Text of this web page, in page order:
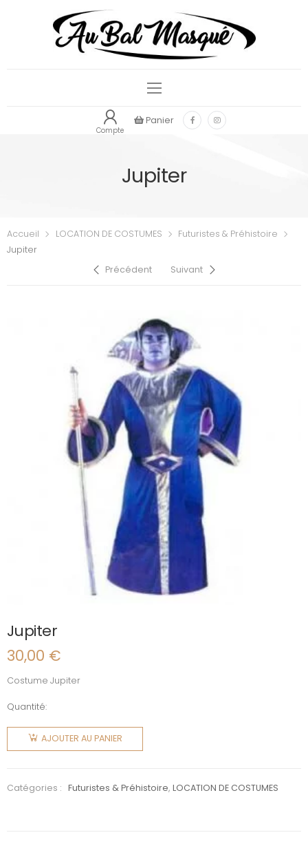
Compte
Panier
Jupiter
Accueil LOCATION DE COSTUMES
Futuristes & Préhistoire
Jupiter
Précédent
Suivant
Jupiter
30,00 €
Costume Jupiter
Quantité:
quantité
Jupiter
AJOUTER AU PANIER
Catégories : Futuristes & Préhistoire,LOCATION DE COSTUMES